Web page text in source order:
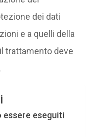
dei dati
e a quelli della
trattamento deve
eseguiti